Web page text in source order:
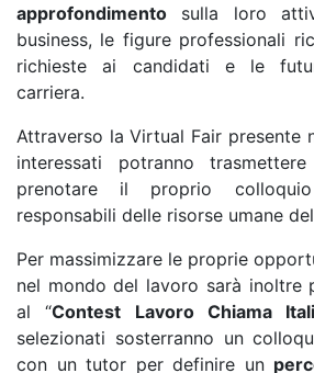
approfondimento sulla loro
business, le figure professionali
richieste ai candidati e le
carriera.
Attraverso la Virtual Fair presente
interessati potranno
prenotare il proprio
responsabili delle risorse umane
Per massimizzare le proprie
nel mondo del lavoro sarà inoltre
al “Contest Lavoro Chiama
selezionati sosterranno un
con un tutor per definire un